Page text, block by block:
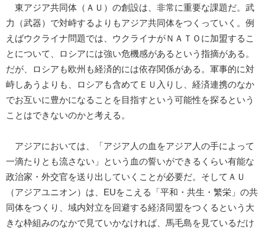
東アジア共同体（ＡＵ）の創設は、非常に重要な課題だ。武
力（武器）で対峙するよりもアジア共同体をつくっていく。例
えばウクライナ問題では、ウクライナがＮＡＴＯに加盟するこ
とについて、ロシアには強い危機感があるという指摘がある。
だが、ロシアも欧州も経済的には依存関係がある。軍事的に対
峙しあうよりも、ロシアも含めてＥＵ入りし、経済連携のなか
でお互いに豊かになることを目指すという可能性を探るという
ことはできないのかと考える。
アジアにおいては、「アジア人の血をアジア人の手によって
一滴たりとも流さない」という血の誓いができるくらい有能な
政治家・外交官を送り出していくことが必要だ。そしてＡＵ
（アジアユニオン）は、EUをこえる「平和・共生・繁栄」の共
同体をつくり、域内対立を回避する経済同盟をつくるという大
きな枠組みのなかで見ていかなければ、馬毛島を見ているだけ